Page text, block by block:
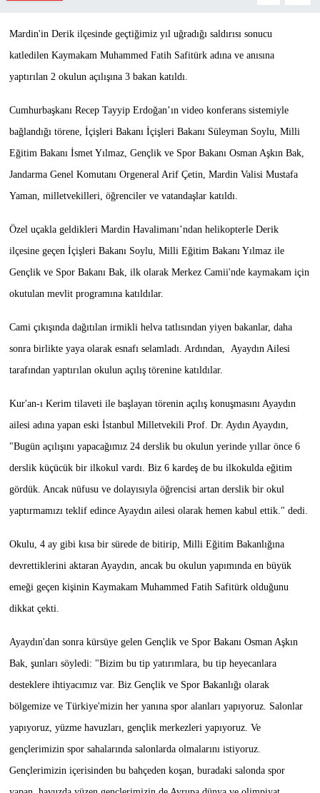
Mardin'in Derik ilçesinde geçtiğimiz yıl uğradığı saldırısı sonucu
katledilen Kaymakam Muhammed Fatih Safitürk adına ve anısına
yaptırılan 2 okulun açılışına 3 bakan katıldı.
Cumhurbaşkanı Recep Tayyip Erdoğan’ın video konferans sistemiyle
bağlandığı törene, İçişleri Bakanı İçişleri Bakanı Süleyman Soylu, Milli
Eğitim Bakanı İsmet Yılmaz, Gençlik ve Spor Bakanı Osman Aşkın Bak,
Jandarma Genel Komutanı Orgeneral Arif Çetin, Mardin Valisi Mustafa
Yaman, milletvekilleri, öğrenciler ve vatandaşlar katıldı.
Özel uçakla geldikleri Mardin Havalimanı’ndan helikopterle Derik
ilçesine geçen İçişleri Bakanı Soylu, Milli Eğitim Bakanı Yılmaz ile
Gençlik ve Spor Bakanı Bak, ilk olarak Merkez Camii'nde kaymakam için
okutulan mevlit programına katıldılar.
Cami çıkışında dağıtılan irmikli helva tatlısından yiyen bakanlar, daha
sonra birlikte yaya olarak esnafı selamladı. Ardından, Ayaydın Ailesi
tarafından yaptırılan okulun açılış törenine katıldılar.
Kur'an-ı Kerim tilaveti ile başlayan törenin açılış konuşmasını Ayaydın
ailesi adına yapan eski İstanbul Milletvekili Prof. Dr. Aydın Ayaydın,
"Bugün açılışını yapacağımız 24 derslik bu okulun yerinde yıllar önce 6
derslik küçücük bir ilkokul vardı. Biz 6 kardeş de bu ilkokulda eğitim
gördük. Ancak nüfusu ve dolayısıyla öğrencisi artan derslik bir okul
yaptırmamızı teklif edince Ayaydın ailesi olarak hemen kabul ettik." dedi.
Okulu, 4 ay gibi kısa bir sürede de bitirip, Milli Eğitim Bakanlığına
devrettiklerini aktaran Ayaydın, ancak bu okulun yapımında en büyük
emeği geçen kişinin Kaymakam Muhammed Fatih Safitürk olduğunu
dikkat çekti.
Ayaydın'dan sonra kürsüye gelen Gençlik ve Spor Bakanı Osman Aşkın
Bak, şunları söyledi: "Bizim bu tip yatırımlara, bu tip heyecanlara
desteklere ihtiyacımız var. Biz Gençlik ve Spor Bakanlığı olarak
bölgemize ve Türkiye'mizin her yanına spor alanları yapıyoruz. Salonlar
yapıyoruz, yüzme havuzları, gençlik merkezleri yapıyoruz. Ve
gençlerimizin spor sahalarında salonlarda olmalarını istiyoruz.
Gençlerimizin içerisinden bu bahçeden koşan, buradaki salonda spor